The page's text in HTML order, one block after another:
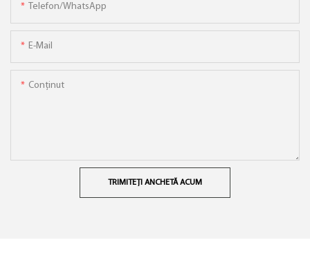
Telefon/WhatsApp
E-Mail
Conţinut
TRIMITEȚI ANCHETĂ ACUM